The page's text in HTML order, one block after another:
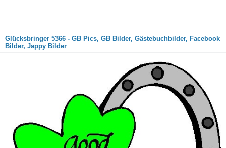
Glücksbringer 5366 - GB Pics, GB Bilder, Gästebuchbilder, Facebook
Bilder, Jappy Bilder